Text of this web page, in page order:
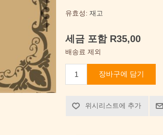
유효성: 재고
세금 포함 R35,00
배송료 제외
장바구에 담기
위시리스트에 추가